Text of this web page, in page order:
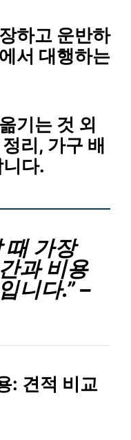
하고 운반하
서 대행하는
기는 것 외
리, 가구 배
다.
때 가장
과 비용
니다.” –
: 견적 비교